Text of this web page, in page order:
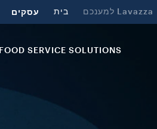
Lavazza למענכם בית עסקים
FOOD SERVICE SOLUTIONS